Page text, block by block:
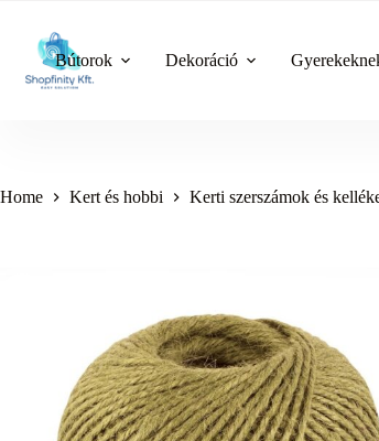
content
Bútorok Dekoráció
Home Kert és hobbi Kerti szerszámok és